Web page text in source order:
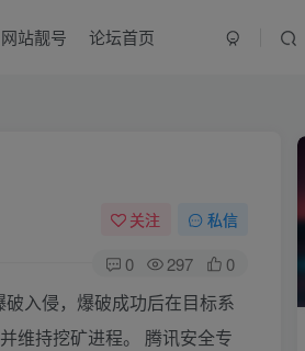
网站靓号 论坛首页
关注 私信
0 297 0
入侵，爆破成功后在目标系
维持挖矿进程。 腾讯安全专